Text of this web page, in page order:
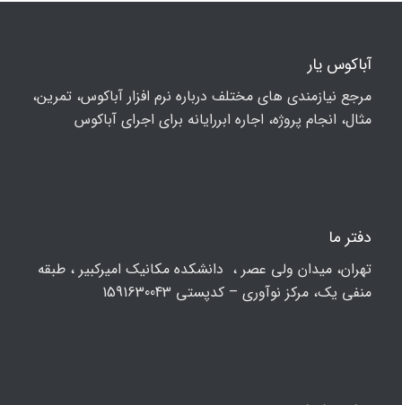
آباکوس یار
مرجع نیازمندی های مختلف درباره نرم افزار آباکوس، تمرین،
مثال، انجام پروژه، اجاره ابررایانه برای اجرای آباکوس
دفتر ما
تهران، ميدان ولي عصر ، دانشکده مكانيك امیرکبیر ، طبقه
منفی یک، مرکز نوآوری – کدپستی 1591630043